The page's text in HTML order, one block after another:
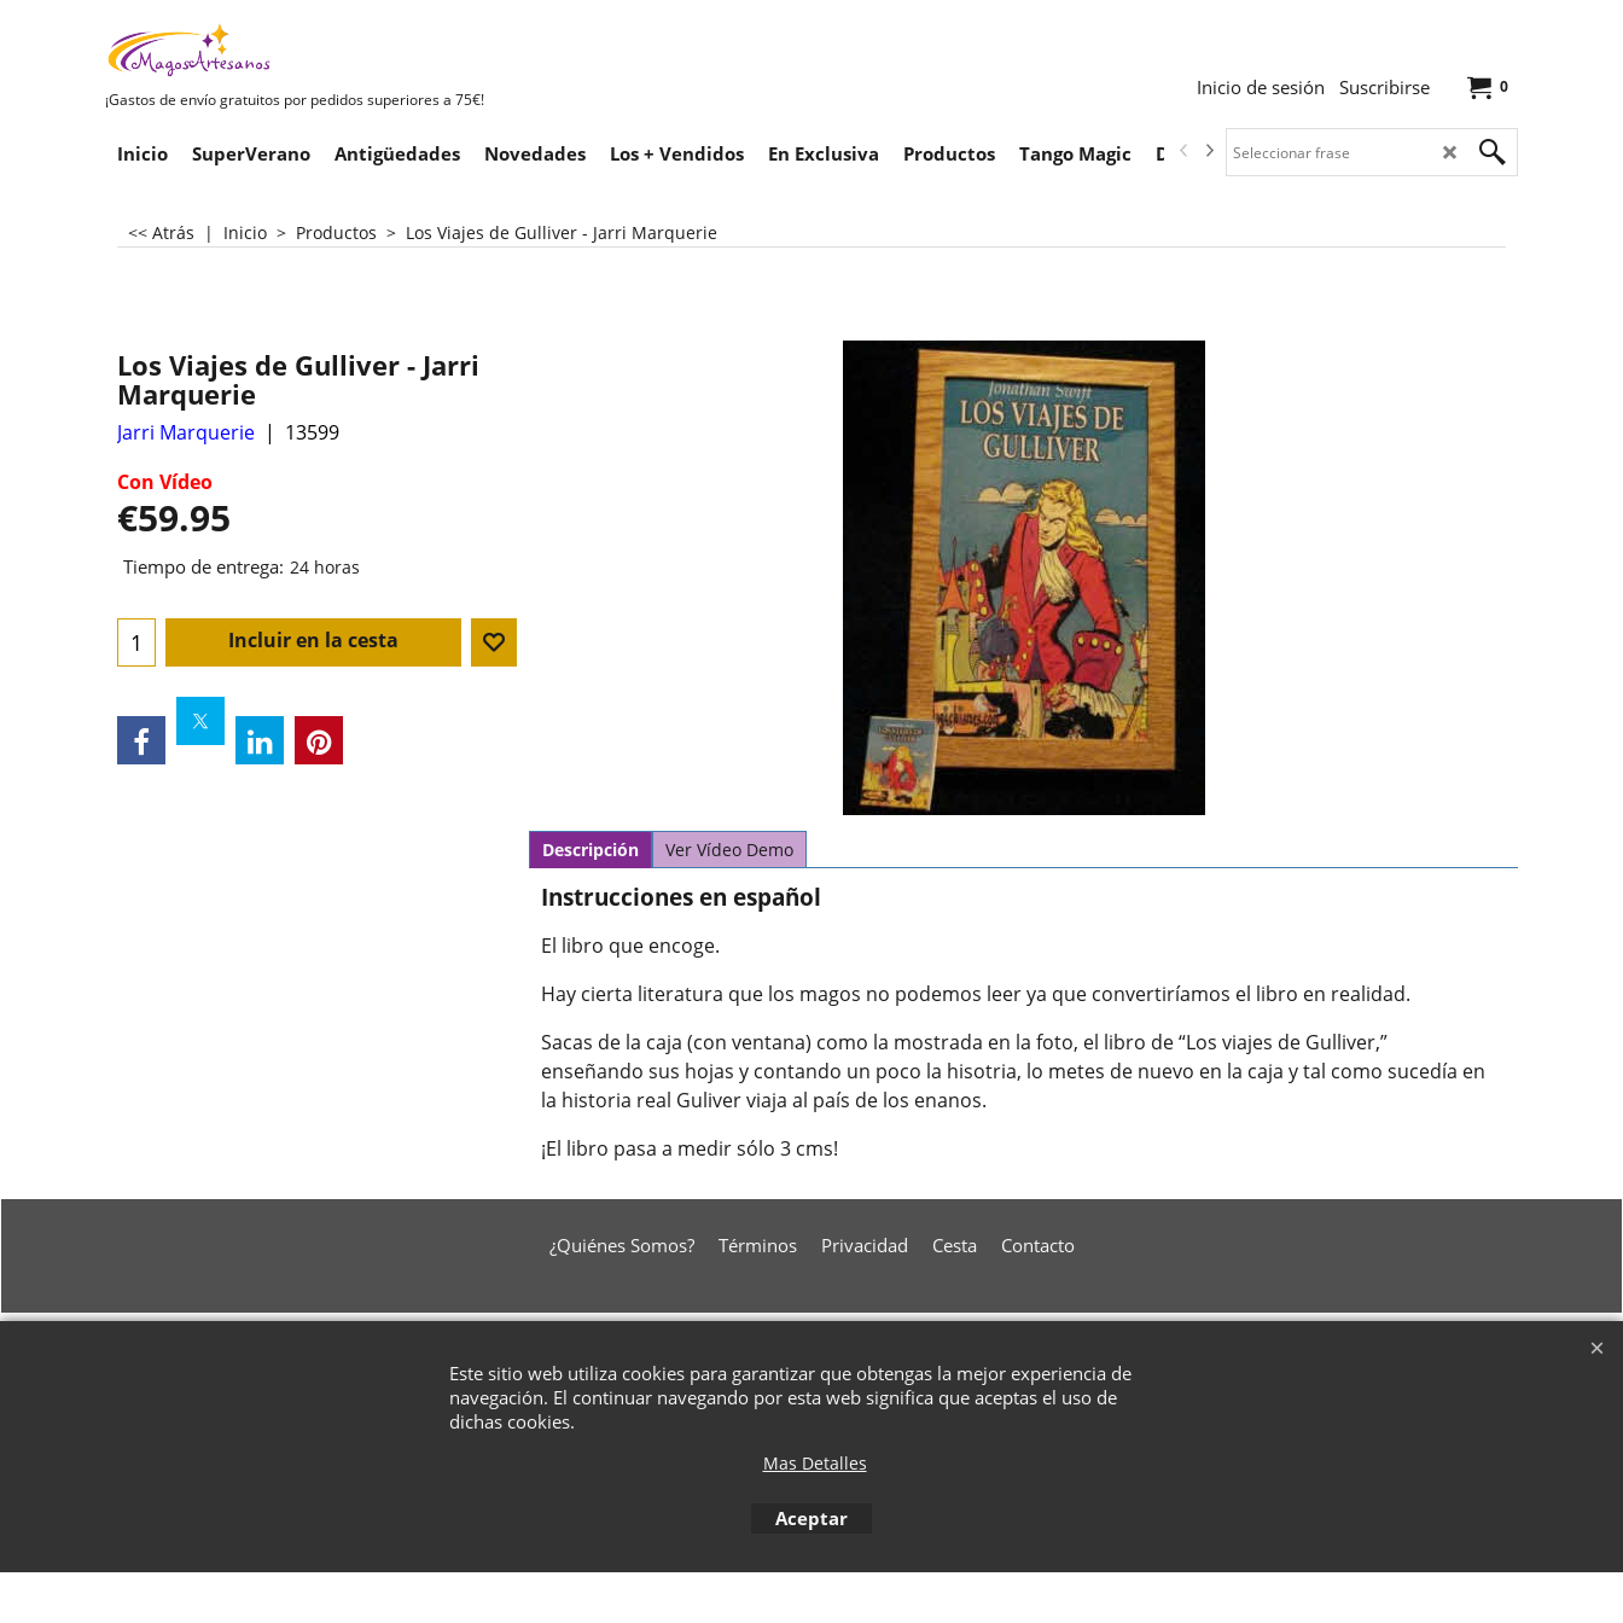
¡Gastos de envío gratuitos por pedidos superiores a 75€!
0
Inicio de sesión Suscribirse
Inicio SuperVerano Antigüedades Novedades Los + Vendidos En Exclusiva Productos Tango Magic Descargas
<< Atrás | Inicio > Productos > Los Viajes de Gulliver - Jarri Marquerie
Los Viajes de Gulliver - Jarri
Marquerie
Jarri Marquerie
13599
Con Vídeo
€59.95
Tiempo de entrega: 24 horas
Incluir en la cesta
Descripción Ver Vídeo Demo
Instrucciones en español
El libro que encoge.
Hay cierta literatura que los magos no podemos leer ya que convertiríamos el libro en realidad.
Sacas de la caja (con ventana) como la mostrada en la foto, el libro de “Los viajes de Gulliver,”
enseñando sus hojas y contando un poco la hisotria, lo metes de nuevo en la caja y tal como sucedía en
la historia real Guliver viaja al país de los enanos.
¡El libro pasa a medir sólo 3 cms!
¿Quiénes Somos? Términos Privacidad Cesta Contacto
Este sitio web utiliza cookies para garantizar que obtengas la mejor experiencia de
navegación. El continuar navegando por esta web significa que aceptas el uso de
dichas cookies.
Mas Detalles
Aceptar